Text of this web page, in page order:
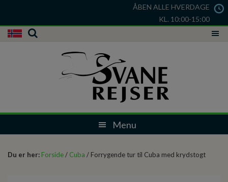
ÅBEN ALLE HVERDAGE
KL. 10:00-15:00
Du er her: Forside/ Cuba / Forrygende tur til Cuba med krydstogt